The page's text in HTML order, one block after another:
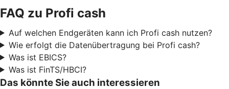
FAQ zu Profi cash
Auf welchen Endgeräten kann ich Profi cash nutzen?
Wie erfolgt die Datenübertragung bei Profi cash?
Was ist EBICS?
Was ist FinTS/HBCI?
Das könnte Sie auch interessieren